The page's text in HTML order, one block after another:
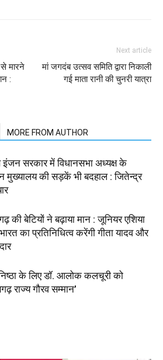
मारने
:
Next article
मां जगदंब उत्सव समिति द्वारा निकाली
गई माता रानी की चुनरी यात्रा
MORE FROM AUTHOR
इंजन सरकार में विधानसभा अध्यक्ष के
मुख्यालय की सड़कें भी बदहाल : जितेन्द्र
की बेटियों ने बढ़ाया मान : जूनियर एशिया
का प्रतिनिधित्व करेंगी गीता यादव और
के लिए डॉ. आलोक कलचूरी को
राज्य गौरव सम्मान’